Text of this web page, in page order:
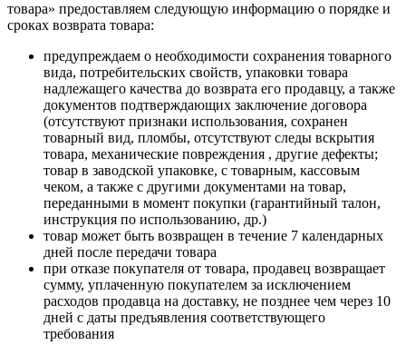
товара» предоставляем следующую информацию о порядке и
сроках возврата товара:
предупреждаем о необходимости сохранения товарного
вида, потребительских свойств, упаковки товара
надлежащего качества до возврата его продавцу, а также
документов подтверждающих заключение договора
(отсутствуют признаки использования, сохранен
товарный вид, пломбы, отсутствуют следы вскрытия
товара, механические повреждения , другие дефекты;
товар в заводской упаковке, с товарным, кассовым
чеком, а также с другими документами на товар,
переданными в момент покупки (гарантийный талон,
инструкция по использованию, др.)
товар может быть возвращен в течение 7 календарных
дней после передачи товара
при отказе покупателя от товара, продавец возвращает
сумму, уплаченную покупателем за исключением
расходов продавца на доставку, не позднее чем через 10
дней с даты предъявления соответствующего
требования